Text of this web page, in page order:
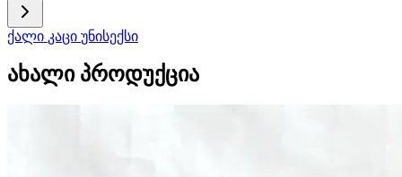
ქალი კაცი უნისექსი
ახალი პროდუქცია